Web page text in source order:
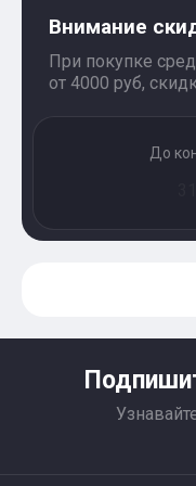
Внимание
При покупке
от 4000 руб,
До